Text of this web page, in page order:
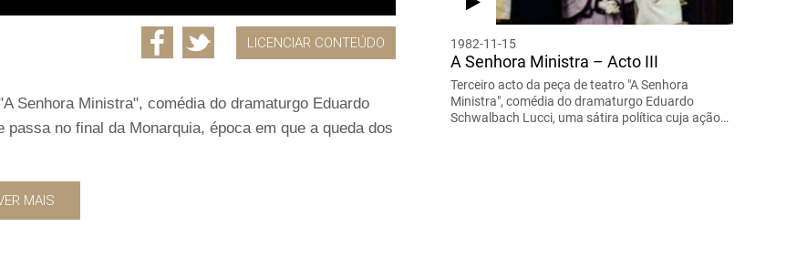
LICENCIAR CONTEÚDO
Senhora Ministra", comédia do dramaturgo Eduardo
no final da Monarquia, época em que a queda dos
MAIS
1982-11-15
A Senhora Ministra – Acto III
Terceiro acto da peça de teatro "A Senhora
Ministra", comédia do dramaturgo Eduardo
Schwalbach Lucci, uma sátira política cuja ação…